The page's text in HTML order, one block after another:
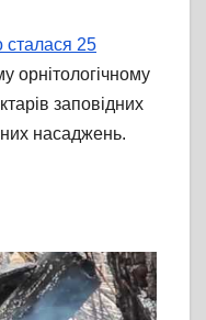
сталася 25
орнітологічному
заповідних
насаджень.